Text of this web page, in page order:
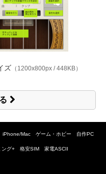
ズ （1200x800px / 448KB）
iPhone/Mac ゲーム・ホビー 自作PC
ング+ 格安SIM 家電ASCII